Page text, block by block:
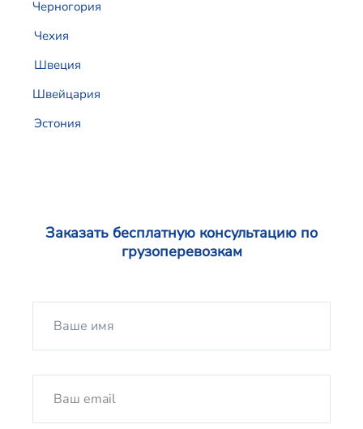
Черногория
Чехия
Швеция
Швейцария
Эстония
Заказать бесплатную консультацию по
грузоперевозкам